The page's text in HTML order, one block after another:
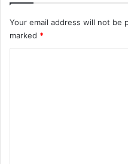
Your email address will not be
marked *